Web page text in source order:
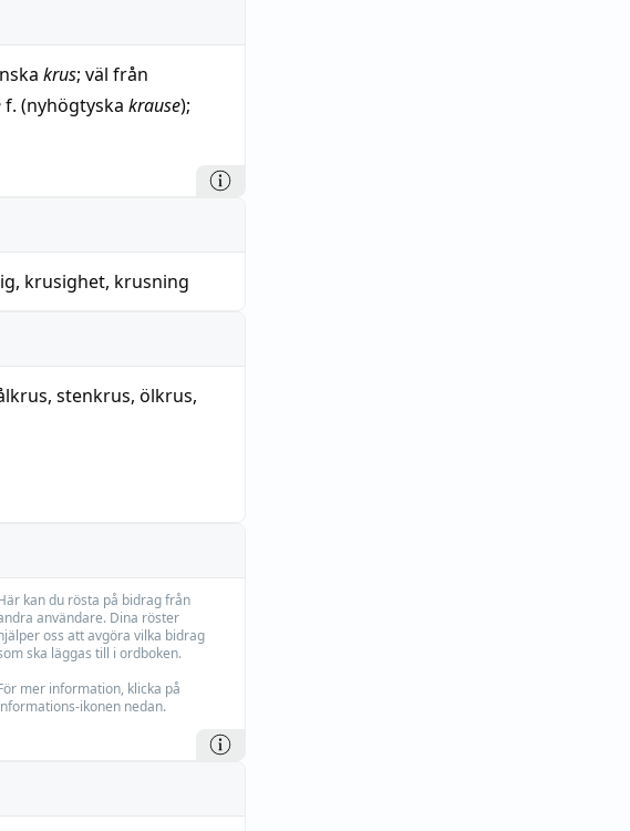
krus; väl från
f. (nyhögtyska krause);
, krusighet, krusning
, stenkrus, ölkrus,
kan du rösta på bidrag från
användare. Dina röster
oss att avgöra vilka bidrag
ska läggas till i ordboken.
mer information, klicka på
ikonen nedan.